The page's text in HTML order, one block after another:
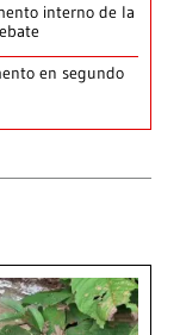
interno de la
en segundo